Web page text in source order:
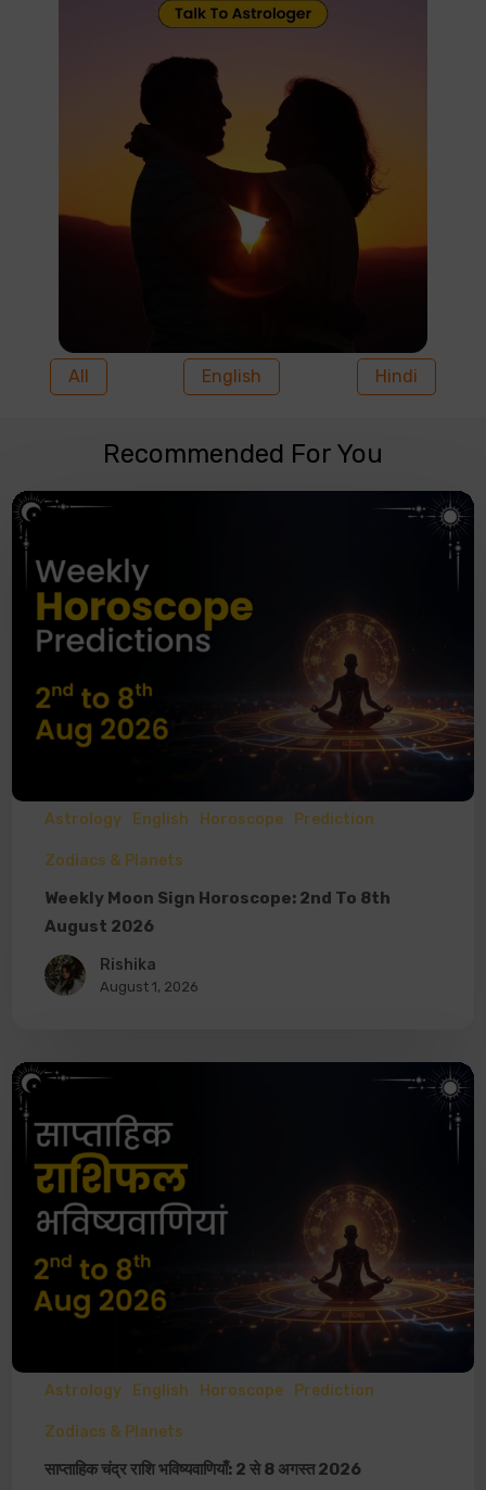
All English Hindi
Recommended For You
Astrology English Horoscope Prediction
Zodiacs & Planets
Weekly Moon Sign Horoscope: 2nd To 8th
August 2026
Rishika
August 1, 2026
Astrology English Horoscope Prediction
Zodiacs & Planets
साप्ताहिक चंद्र राशि भविष्यवाणियाँ: 2 से 8 अगस्त 2026